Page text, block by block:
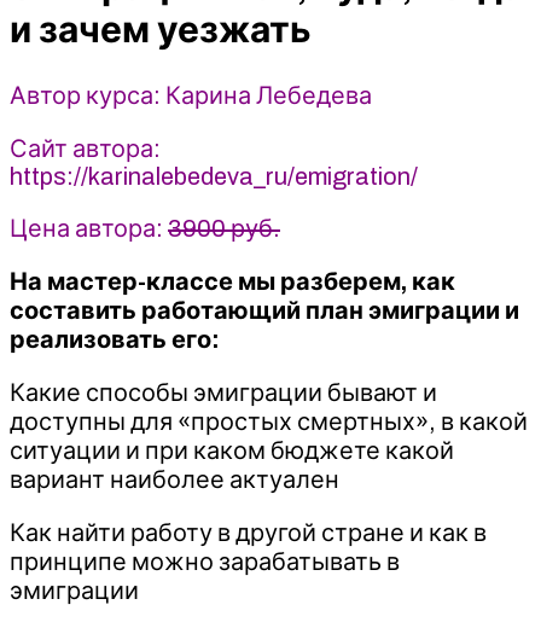
уезжать
-
Лебедева
и зачем уезжать
Автор курса: Карина Лебедева
Сайт автора:
https://karinalebedeva_ru/emigration/
Цена автора: 3900 руб.
На мастер-классе мы разберем, как
составить работающий план эмиграции и
реализовать его:
Какие способы эмиграции бывают и
доступны для «простых смертных», в какой
ситуации и при каком бюджете какой
вариант наиболее актуален
Как найти работу в другой стране и как в
принципе можно зарабатывать в
эмиграции